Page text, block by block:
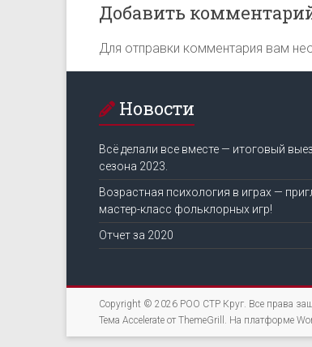
Добавить
Для отправки комментария вам
Новости
Всё делали все вместе — итоговый
сезона 2023.
Возрастная психология в играх —
мастер-класс фольклорных игр!
Отчет за 2020
Copyright © 2026 РОО СТР Круг. Все права
Тема Accelerate от ThemeGrill. На платформе